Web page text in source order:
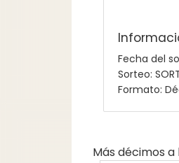
Fecha del
Sorteo:
Formato:
Más décimos